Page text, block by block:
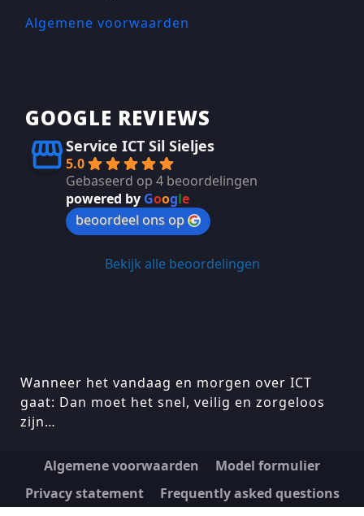
Algemene voorwaarden
GOOGLE REVIEWS
Service ICT Sil Sieljes
5.0
Gebaseerd op 4 beoordelingen
powered by Google
beoordeel ons op
Bekijk alle beoordelingen
Wanneer het vandaag en morgen over ICT
gaat: Dan moet het snel, veilig en zorgeloos
zijn…
Algemene voorwaarden
Model formulier
Privacy statement
Frequently asked questions